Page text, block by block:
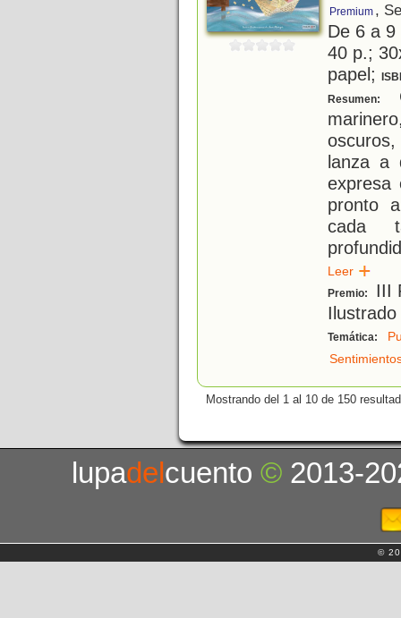
Premium ,
De 6 a
40 p.;
papel;
Resumen:
lanza a
expresa
pronto
cada
Leer
Premio:
III
Temática:
Mostrando del 1 al 10 de 150
lupadelcuento© 2013-
©